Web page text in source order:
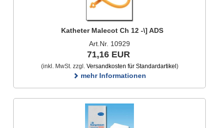
Katheter Malecot Ch 12 -\] ADS
Art.Nr. 10929
71,16 EUR
(inkl. MwSt. zzgl. Versandkosten für Standardartikel )
mehr Informationen